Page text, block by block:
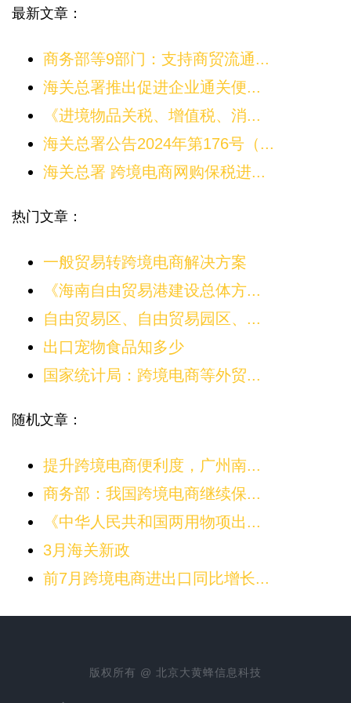
最新文章：
商务部等9部门：支持商贸流通...
海关总署推出促进企业通关便...
《进境物品关税、增值税、消...
海关总署公告2024年第176号（...
海关总署 跨境电商网购保税进...
热门文章：
一般贸易转跨境电商解决方案
《海南自由贸易港建设总体方...
自由贸易区、自由贸易园区、...
出口宠物食品知多少
国家统计局：跨境电商等外贸...
随机文章：
提升跨境电商便利度，广州南...
商务部：我国跨境电商继续保...
《中华人民共和国两用物项出...
3月海关新政
前7月跨境电商进出口同比增长...
版权所有 @ 北京大黄蜂信息科技